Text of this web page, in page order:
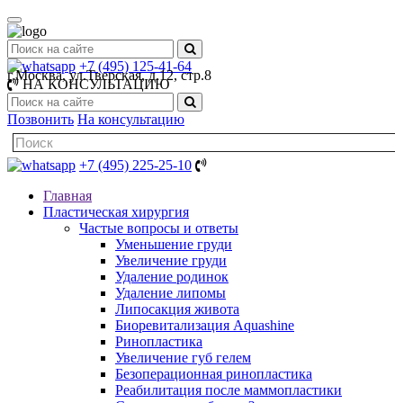
+7 (495) 125-41-64
г.Москва, ул.Тверская, д.12, стр.8
НА КОНСУЛЬТАЦИЮ
Позвонить На консультацию
+7 (495) 225-25-10
Главная
Пластическая хирургия
Частые вопросы и ответы
Уменьшение груди
Увеличение груди
Удаление родинок
Удаление липомы
Липосакция живота
Биоревитализация Aquashine
Ринопластика
Увеличение губ гелем
Безоперационная ринопластика
Реабилитация после маммопластики